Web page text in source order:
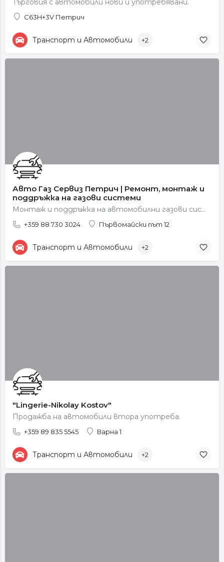
Търговия с автомобили нови и употребявани.
C63H+3V Петрич
Транспорт и Автомобили +2
Авто Газ Сервиз Петрич | Ремонт, монтаж и
поддръжка на газови системи
Монтаж и поддръжка на автомобилни газови системи.
+359 88 730 3024 Първомайски път 12
Транспорт и Автомобили +2
"Lingerie-Nikolay Kostov"
Продажба на автомобили втора употреба.
+359 89 835 5545 Варна 1
Транспорт и Автомобили +2